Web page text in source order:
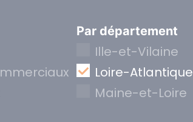
Par département
Ille-et-Vilaine
Loire-Atlantique
Maine-et-Loire